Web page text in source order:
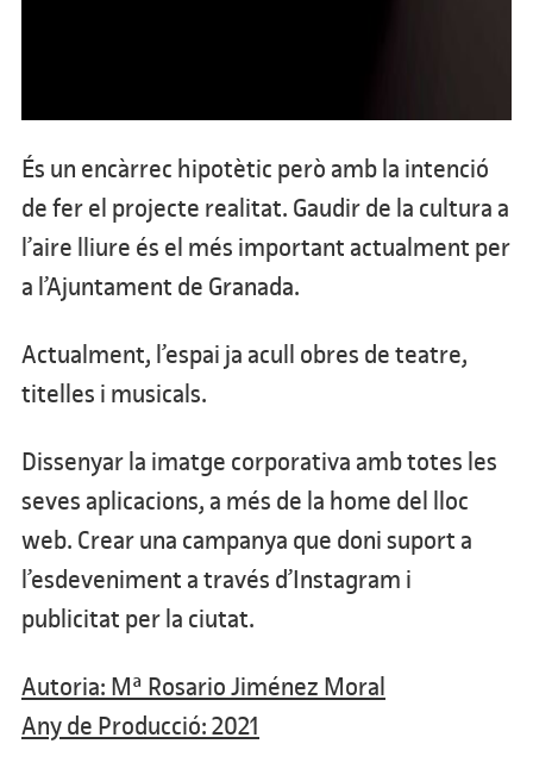
És un encàrrec hipotètic però amb la intenció
de fer el projecte realitat. Gaudir de la cultura a
l’aire lliure és el més important actualment per
a l’Ajuntament de Granada.
Actualment, l’espai ja acull obres de teatre,
titelles i musicals.
Dissenyar la imatge corporativa amb totes les
seves aplicacions, a més de la home del lloc
web. Crear una campanya que doni suport a
l’esdeveniment a través d’Instagram i
publicitat per la ciutat.
Autoria: Mª Rosario Jiménez Moral
Any de Producció: 2021